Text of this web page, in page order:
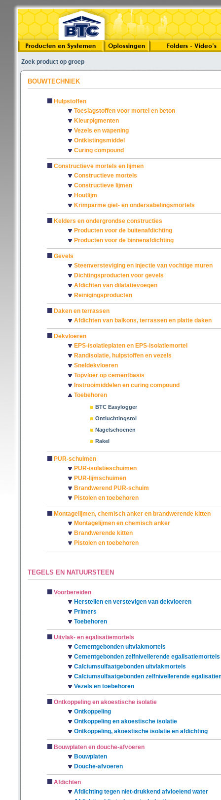
Zoek product op groep
BOUWTECHNIEK
Hulpstoffen
Toeslagstoffen voor mortel en beton
Kleurpigmenten
Vezels en wapening
Ontkistingsmiddel
Curing compound
Constructieve mortels en lijmen
Constructieve mortels
Constructieve lijmen
Houtlijm
Krimparme giet- en ondersabelingsmortels
Kelders en ondergrondse constructies
Producten voor de buitenafdichting
Producten voor de binnenafdichting
Gevels
Steenversteviging en injectie van vochtige muren
Dichtingsproducten voor gevels
Afdichten van dilatatievoegen
Reinigingsproducten
Daken en terrassen
Afdichten van balkons, terrassen en platte daken
Dekvloeren
EPS-isolatieplaten en EPS-isolatiemortel
Randisolatie, hulpstoffen en vezels
Sneldekvloeren
Topvloer op cementbasis
Instrooimiddelen en curing compound
Toebehoren
BTC Easylogger
Ontluchtingsrol
Nagelschoenen
Rakel
PUR-schuimen
PUR-isolatieschuimen
PUR-lijmschuimen
Brandwerend PUR-schuim
Pistolen en toebehoren
Montagelijmen, chemisch anker en brandwerende kitten
Montagelijmen en chemisch anker
Brandwerende kitten
Pistolen en toebehoren
TEGELS EN NATUURSTEEN
Voorbereiden
Herstellen en verstevigen van dekvloeren
Primers
Toebehoren
Uitvlak- en egalisatiemortels
Cementgebonden uitvlakmortels
Cementgebonden zelfnivellerende egalisatiemortels
Calciumsulfaatgebonden uitvlakmortels
Calciumsulfaatgebonden zelfnivellerende
Vezels en toebehoren
Ontkoppeling en akoestische isolatie
Ontkoppeling
Ontkoppeling en akoestische isolatie
Ontkoppeling, akoestische isolatie en afdichting
Bouwplaten en douche-afvoeren
Bouwplaten
Douche-afvoeren
Afdichten
Afdichting tegen niet-drukkend afvloeiend water